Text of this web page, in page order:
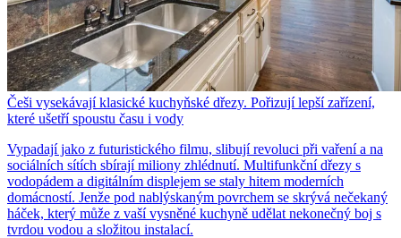
Češi vysekávají klasické kuchyňské dřezy. Pořizují lepší zařízení,
které ušetří spoustu času i vody
Vypadají jako z futuristického filmu, slibují revoluci při vaření a na
sociálních sítích sbírají miliony zhlédnutí. Multifunkční dřezy s
vodopádem a digitálním displejem se staly hitem moderních
domácností. Jenže pod nablýskaným povrchem se skrývá nečekaný
háček, který může z vaší vysněné kuchyně udělat nekonečný boj s
tvrdou vodou a složitou instalací.